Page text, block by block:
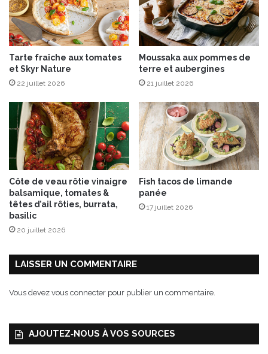
Tarte fraîche aux tomates
et Skyr Nature
22 juillet 2026
Moussaka aux pommes de
terre et aubergines
21 juillet 2026
Côte de veau rôtie vinaigre
balsamique, tomates &
têtes d’ail rôties, burrata,
basilic
20 juillet 2026
Fish tacos de limande
panée
17 juillet 2026
LAISSER UN COMMENTAIRE
Vous devez vous connecter pour publier un commentaire.
AJOUTEZ‑NOUS À VOS SOURCES